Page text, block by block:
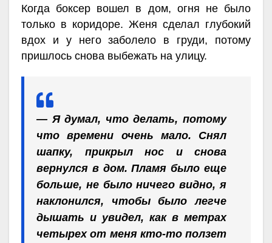
Когда боксер вошел в дом, огня не было
только в коридоре. Женя сделал глубокий
вдох и у него заболело в груди, потому
пришлось снова выбежать на улицу.
— Я думал, что делать, потому
что времени очень мало. Снял
шапку, прикрыл нос и снова
вернулся в дом. Пламя было еще
больше, не было ничего видно, я
наклонился, чтобы было легче
дышать и увидел, как в метрах
четырех от меня кто-то ползет